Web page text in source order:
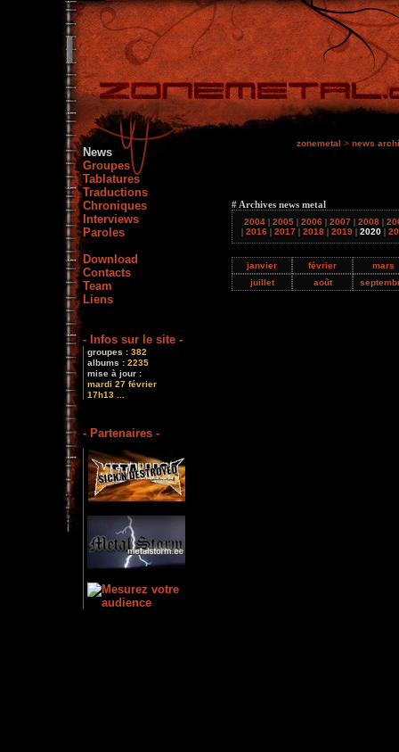
News
Groupes
Tablatures
Traductions
Chroniques
Interviews
Paroles
Download
Contacts
Team
Liens
- Infos sur le site -
groupes : 382
albums : 2235
mise à jour :
mardi 27 février
17h13 ...
- Partenaires -
zonemetal > news
# Archives news metal
2004 | 2005 | 2006 | 2007 | 2008 |
| 2016 | 2017 | 2018 | 2019 | 2020 |
janvier février
mars
juillet
août